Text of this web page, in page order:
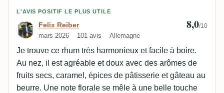
Avis de Felix Reiber
L'AVIS POSITIF LE PLUS UTILE
Felix Reiber
mars 2026 101 avis Allemagne
8,0/10
Je trouve ce rhum très harmonieux et facile à boire.
Au nez, il est agréable et doux avec des arômes de
fruits secs, caramel, épices de pâtisserie et gâteau au
beurre. Une note florale se mêle à une belle touche